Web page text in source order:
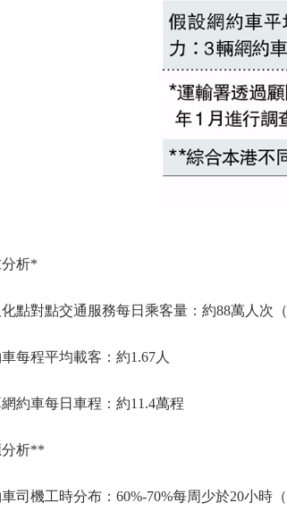
析*
對點交通服務每日乘客量：約88萬人次
程平均載客：約1.67人
車每日車程：約11.4萬程
析**
機工時分布：60%-70%每周少於20小